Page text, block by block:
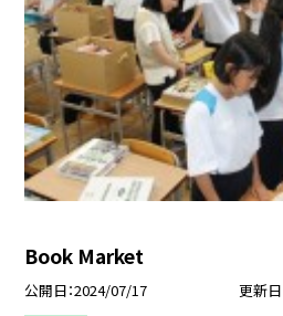
Book Market
公開日 2024/07/17 更新日